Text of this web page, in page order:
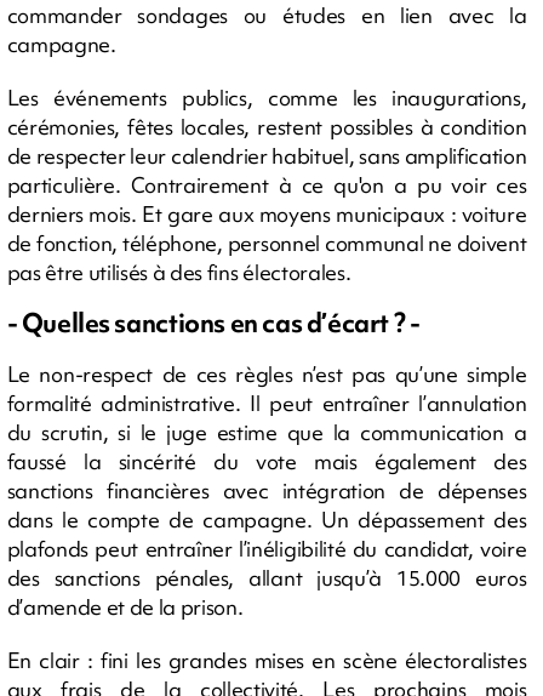
commander sondages ou études en lien avec la
campagne.
Les événements publics, comme les inaugurations,
cérémonies, fêtes locales, restent possibles à condition
de respecter leur calendrier habituel, sans amplification
particulière. Contrairement à ce qu'on a pu voir ces
derniers mois. Et gare aux moyens municipaux : voiture
de fonction, téléphone, personnel communal ne doivent
pas être utilisés à des fins électorales.
- Quelles sanctions en cas d’écart ? -
Le non-respect de ces règles n’est pas qu’une simple
formalité administrative. Il peut entraîner l’annulation
du scrutin, si le juge estime que la communication a
faussé la sincérité du vote mais également des
sanctions financières avec intégration de dépenses
dans le compte de campagne. Un dépassement des
plafonds peut entraîner l’inéligibilité du candidat, voire
des sanctions pénales, allant jusqu’à 15.000 euros
d’amende et de la prison.
En clair : fini les grandes mises en scène électoralistes
aux frais de la collectivité. Les prochains mois